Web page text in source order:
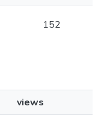
152
views